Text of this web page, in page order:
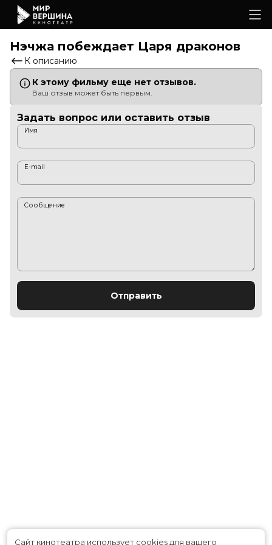
Нэчжа побеждает Царя драконов
К описанию
К этому фильму еще нет отзывов.
Ваш отзыв может быть первым.
Задать вопрос или оставить отзыв
Имя
E-mail
Сообщение
Отправить
Сайт кинотеатра использует cookies для вашего